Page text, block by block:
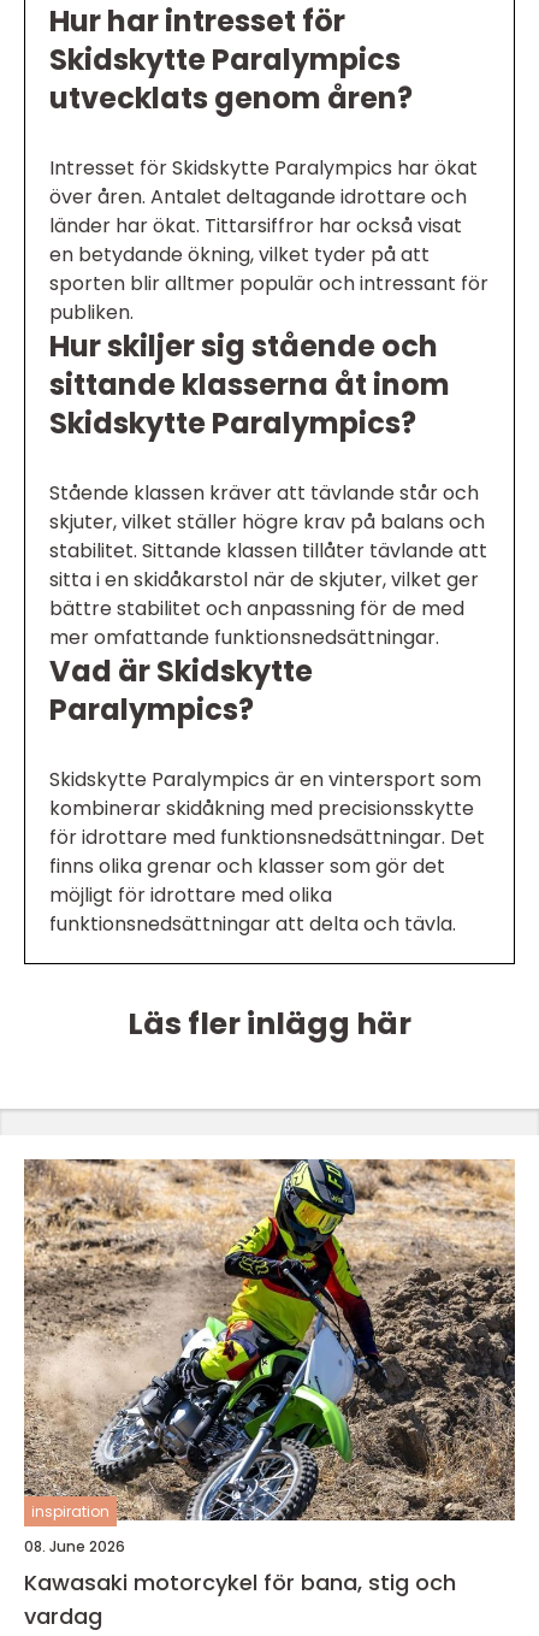
Hur har intresset för
Skidskytte Paralympics
utvecklats genom åren?
Intresset för Skidskytte Paralympics har ökat
över åren. Antalet deltagande idrottare och
länder har ökat. Tittarsiffror har också visat
en betydande ökning, vilket tyder på att
sporten blir alltmer populär och intressant för
publiken.
Hur skiljer sig stående och
sittande klasserna åt inom
Skidskytte Paralympics?
Stående klassen kräver att tävlande står och
skjuter, vilket ställer högre krav på balans och
stabilitet. Sittande klassen tillåter tävlande att
sitta i en skidåkarstol när de skjuter, vilket ger
bättre stabilitet och anpassning för de med
mer omfattande funktionsnedsättningar.
Vad är Skidskytte
Paralympics?
Skidskytte Paralympics är en vintersport som
kombinerar skidåkning med precisionsskytte
för idrottare med funktionsnedsättningar. Det
finns olika grenar och klasser som gör det
möjligt för idrottare med olika
funktionsnedsättningar att delta och tävla.
Läs fler inlägg här
inspiration
08. June 2026
Kawasaki motorcykel för bana, stig och
vardag